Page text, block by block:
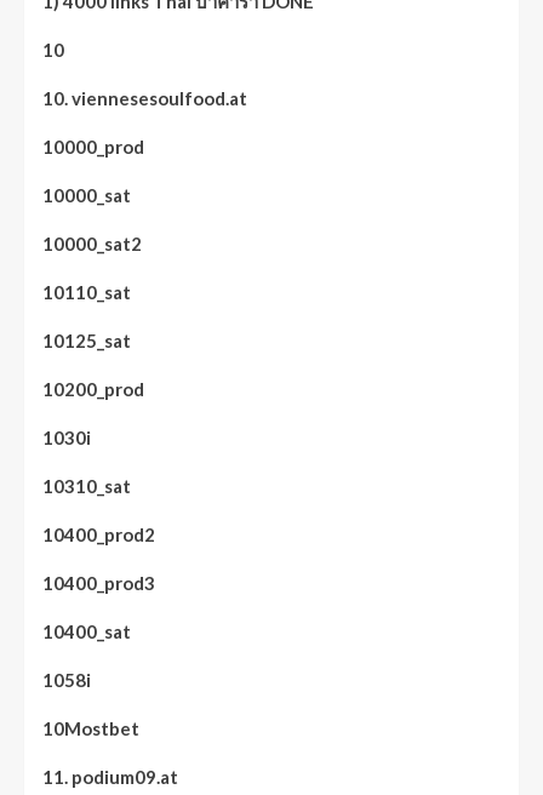
10
10. viennesesoulfood.at
10000_prod
10000_sat
10000_sat2
10110_sat
10125_sat
10200_prod
1030i
10310_sat
10400_prod2
10400_prod3
10400_sat
1058i
10Mostbet
11. podium09.at